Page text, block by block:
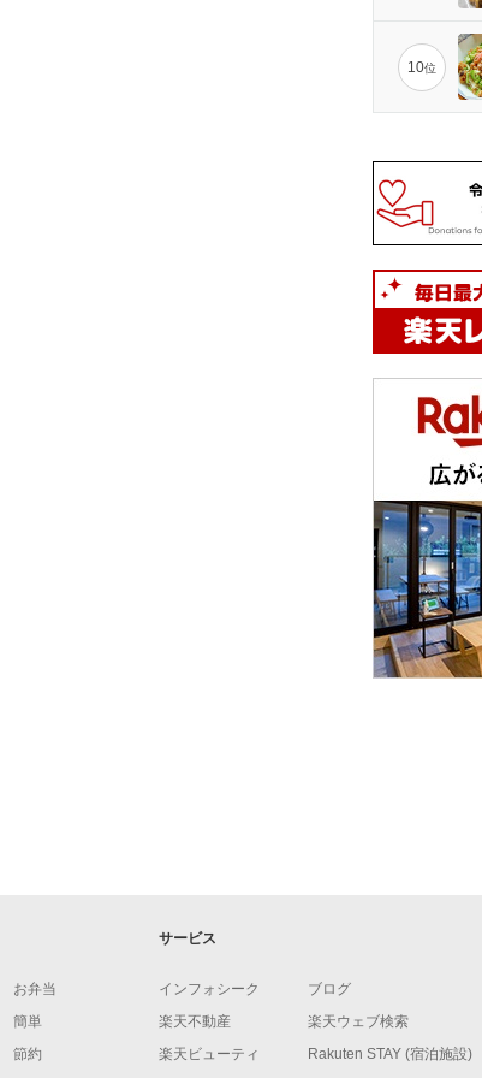
10位
お弁当
簡単
節約
サービス
インフォシーク
楽天不動産
楽天ビューティ
ブログ
楽天ウェブ検索
Rakuten STAY (宿泊施設)